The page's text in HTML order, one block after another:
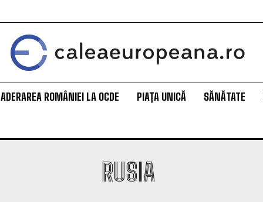
ADERAREA ROMÂNIEI LA OCDE PIAȚA UNICĂ SĂNĂTATE
RUSIA